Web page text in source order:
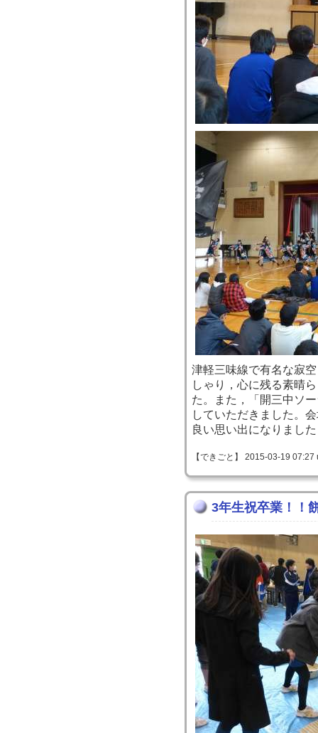
津軽三味線で有名な寂
しゃり，心に残る素晴
た。また，「開三中ソ
していただきました。
良い思い出になりまし
【できごと】 2015-03-19
3年生祝卒業！！